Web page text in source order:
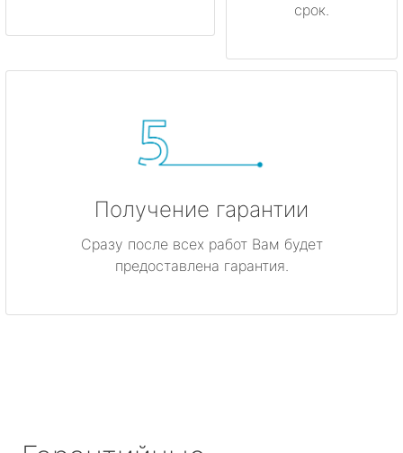
срок.
Получение гарантии
Сразу после всех работ Вам будет
предоставлена гарантия.